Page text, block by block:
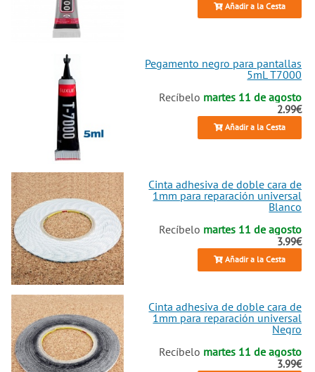
Añadir a la Cesta
Pegamento negro para pantallas
5mL T7000
Recíbelo martes 11 de agosto
2.99€
Añadir a la Cesta
Cinta adhesiva de doble cara de
1mm para reparación universal
Blanco
Recíbelo martes 11 de agosto
3.99€
Añadir a la Cesta
Cinta adhesiva de doble cara de
1mm para reparación universal
Negro
Recíbelo martes 11 de agosto
3.99€